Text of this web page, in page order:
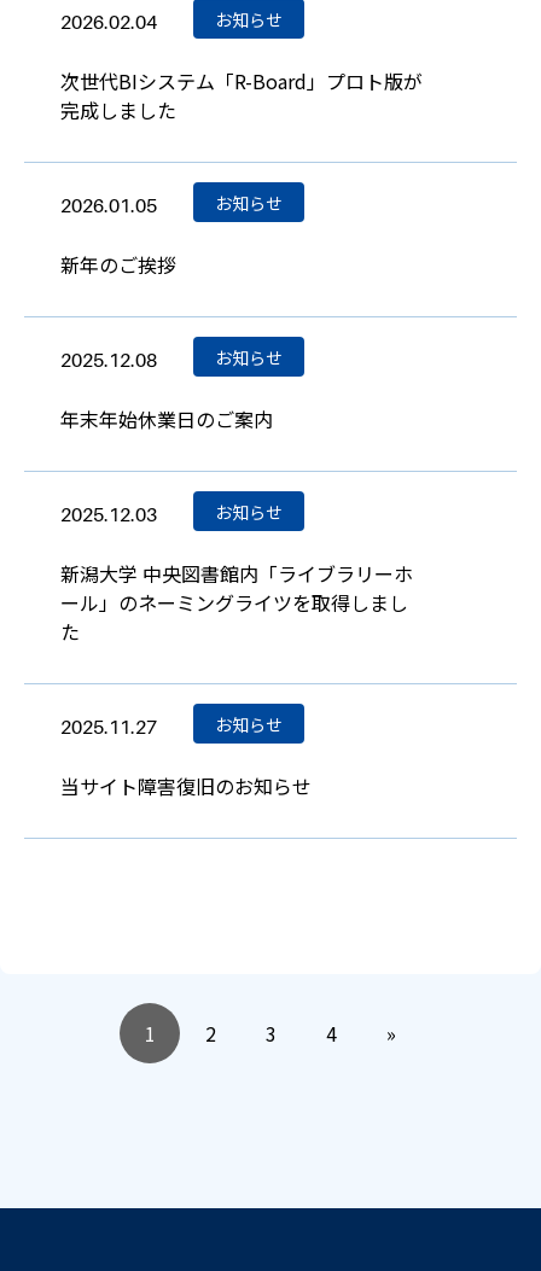
2026.02.04 お知らせ
次世代BIシステム「R-Board」プロト版が
完成しました
2026.01.05 お知らせ
新年のご挨拶
2025.12.08 お知らせ
年末年始休業日のご案内
2025.12.03 お知らせ
新潟大学 中央図書館内「ライブラリーホ
ール」のネーミングライツを取得しまし
た
2025.11.27 お知らせ
当サイト障害復旧のお知らせ
1 2 3 4 »